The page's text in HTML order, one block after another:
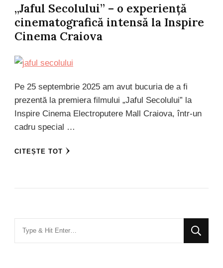
„Jaful Secolului” – o experiență
cinematografică intensă la Inspire
Cinema Craiova
Pe 25 septembrie 2025 am avut bucuria de a fi
prezentă la premiera filmului „Jaful Secolului” la
Inspire Cinema Electroputere Mall Craiova, într-un
cadru special …
CITEȘTE TOT